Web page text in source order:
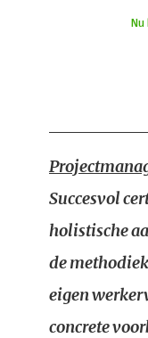
Succesvol
holistische
de
eigen
concrete